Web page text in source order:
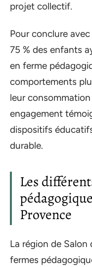
projet collectif.
Pour conclure
75 % des enfants
en ferme
comportements
leur consommation
engagement
dispositifs
durable.
Les
Provence
La région de Salon
fermes